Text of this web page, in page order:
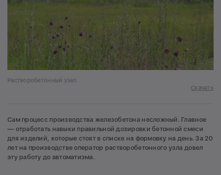
Растворобетонный узел
Скачать
Сам процесс производства железобетона несложный. Главное
— отработать навыки правильной дозировки бетонной смеси
для изделий, которые стоят в списке на формовку на день. За 20
лет на производстве оператор растворобетонного узла довел
эту работу до автоматизма.